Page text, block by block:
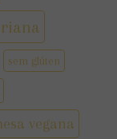
sem glúten
vegana